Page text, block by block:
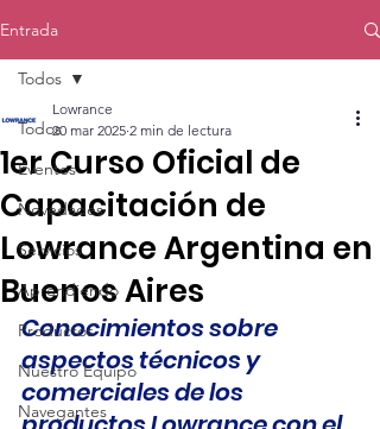
Entrada
Todos
Eventos
Novedades
Servicios
Aprendiendo
Productos
Nuestro Equipo
Navegantes
Todos
1er Curso Oficial de
Capacitación de
Lowrance Argentina en
Buenos Aires
Lowrance
20 mar 2025 2 min de lectura
Conocimientos sobre
aspectos técnicos y
comerciales de los